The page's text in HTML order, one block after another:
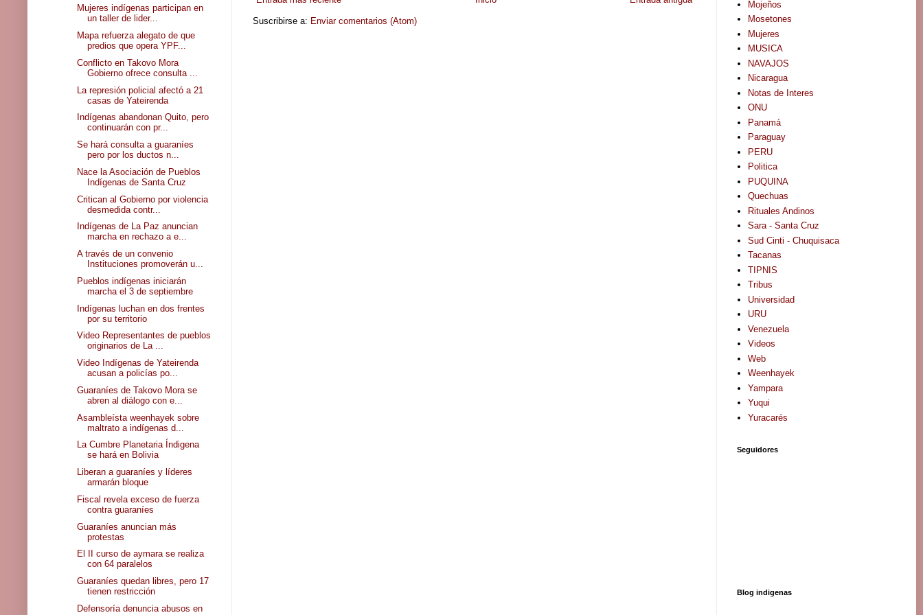
Suscribirse a: Enviar comentarios (Atom)
Mujeres indígenas participan en
un taller de lider...
Mapa refuerza alegato de que
predios que opera YPF...
Conflicto en Takovo Mora
Gobierno ofrece consulta ...
La represión policial afectó a 21
casas de Yateirenda
Indígenas abandonan Quito, pero
continuarán con pr...
Se hará consulta a guaraníes
pero por los ductos n...
Nace la Asociación de Pueblos
Indígenas de Santa Cruz
Critican al Gobierno por violencia
desmedida contr...
Indígenas de La Paz anuncian
marcha en rechazo a e...
A través de un convenio
Instituciones promoverán u...
Pueblos indígenas iniciarán
marcha el 3 de septiembre
Indígenas luchan en dos frentes
por su territorio
Video Representantes de pueblos
originarios de La ...
Video Indígenas de Yateirenda
acusan a policías po...
Guaraníes de Takovo Mora se
abren al diálogo con e...
Asambleísta weenhayek sobre
maltrato a indígenas d...
La Cumbre Planetaria Índigena
se hará en Bolivia
Liberan a guaraníes y líderes
armarán bloque
Fiscal revela exceso de fuerza
contra guaraníes
Guaraníes anuncian más
protestas
El II curso de aymara se realiza
con 64 paralelos
Guaraníes quedan libres, pero 17
tienen restricción
Defensoría denuncia abusos en
Mojeños
Mosetones
Mujeres
MUSICA
NAVAJOS
Nicaragua
Notas de Interes
ONU
Panamá
Paraguay
PERU
Politica
PUQUINA
Quechuas
Rituales Andinos
Sara - Santa Cruz
Sud Cinti - Chuquisaca
Tacanas
TIPNIS
Tribus
Universidad
URU
Venezuela
Videos
Web
Weenhayek
Yampara
Yuqui
Yuracarés
Seguidores
Blog indigenas